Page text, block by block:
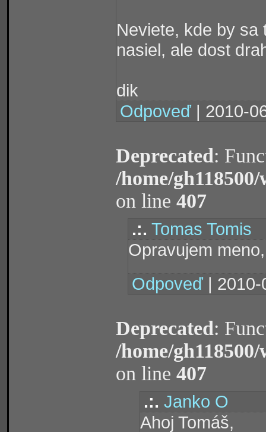
Neviete, kde by sa
nasiel, ale dost
dik
Odpoveď | 2010-
Deprecated:
/home/
on line 407
.:. Tomas Tomis
Opravujem
Odpoveď |
Deprecated:
/home/
on line 407
.:. Janko O
Ahoj Tomáš,